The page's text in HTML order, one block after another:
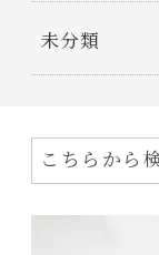
未分類